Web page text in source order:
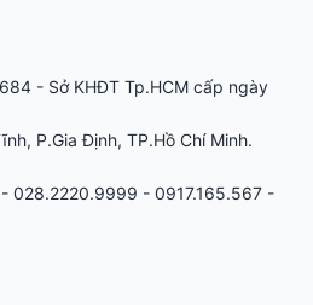
- Sở KHĐT Tp.HCM cấp ngày
P.Gia Định, TP.Hồ Chí Minh.
028.2220.9999 - 0917.165.567 -